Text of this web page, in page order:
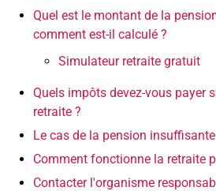
Quel est le montant de la
comment est-il calculé ?
Simulateur retraite gratuit
Quels impôts devez-vous payer
retraite ?
Le cas de la pension insuffisante
Comment fonctionne la retraite
Contacter l'organisme